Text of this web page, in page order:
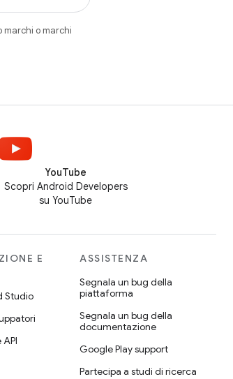
marchi o marchi
YouTube
Scopri Android Developers
su YouTube
E
Studio
ASSISTENZA
Segnala un bug della
piattaforma
Segnala un bug della
documentazione
Google Play support
Partecipa a studi di ricerca